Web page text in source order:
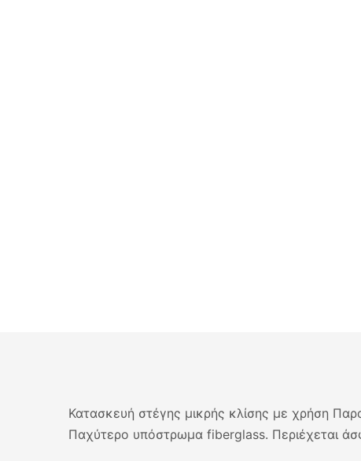
Κατασκευή στέγης μικρής κλίσης με χρήση
Παχύτερο υπόστρωμα fiberglass. Περιέχεται